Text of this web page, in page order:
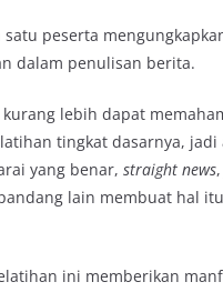
satu peserta
dalam penulisan berita.
kurang lebih dapat
tingkat dasarnya,
yang benar, straight news,
lain membuat hal
ini memberikan